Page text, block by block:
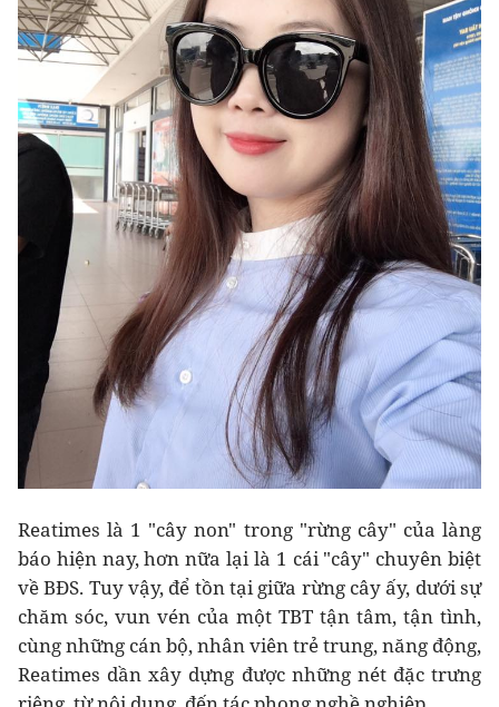
Reatimes là 1 "cây non" trong "rừng cây" của làng
báo hiện nay, hơn nữa lại là 1 cái "cây" chuyên biệt
về BĐS. Tuy vậy, để tồn tại giữa rừng cây ấy, dưới sự
chăm sóc, vun vén của một TBT tận tâm, tận tình,
cùng những cán bộ, nhân viên trẻ trung, năng động,
Reatimes dần xây dựng được những nét đặc trưng